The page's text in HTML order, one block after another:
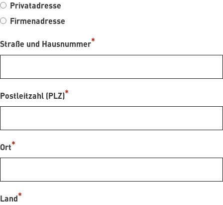
Privatadresse
Firmenadresse
Straße und Hausnummer
Postleitzahl (PLZ)
Ort
Land